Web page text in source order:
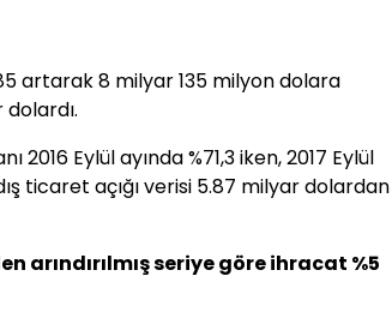
artarak 8 milyar 135 milyon dolara
2016 Eylül ayında %71,3 iken, 2017 Eylül
ticaret açığı verisi 5.87 milyar dolardan
arındırılmış seriye göre ihracat %5